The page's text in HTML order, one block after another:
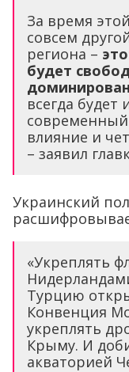
За время
совсем
региона –
будет
всегда будет
современный
влияние и
– заявил
Украинский
«Укреплять
Турцию
Конвенция
укреплять
Крыму. И
акваторией